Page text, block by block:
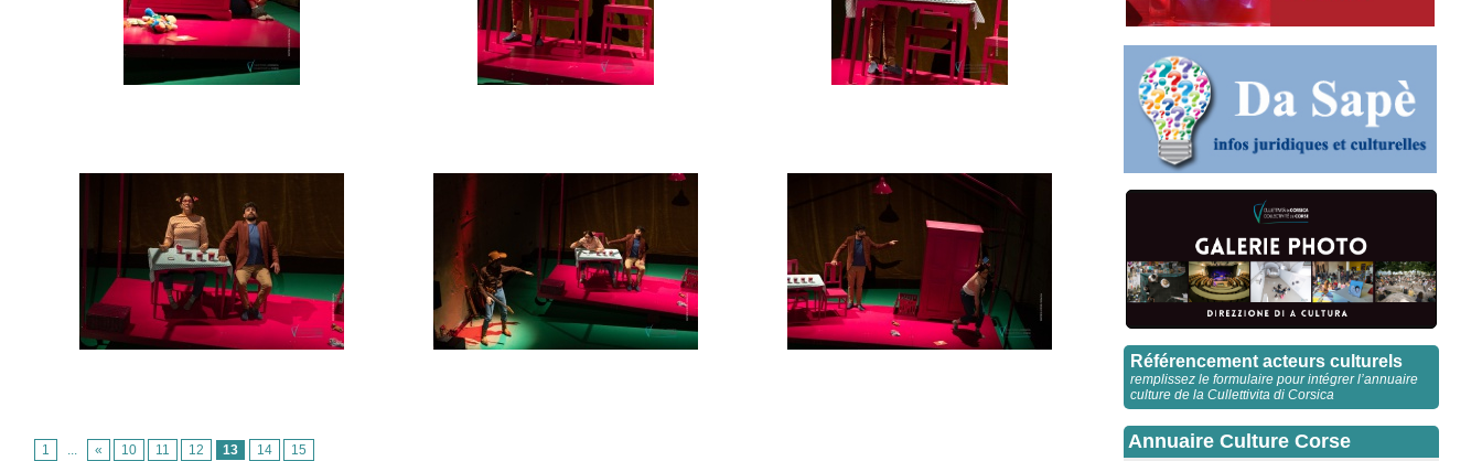
1 ... « 10 11 12 13 14 15
Référencement acteurs culturels
remplissez le formulaire pour intégrer l’annuaire
culture de la Cullettivita di Corsica
Annuaire Culture Corse